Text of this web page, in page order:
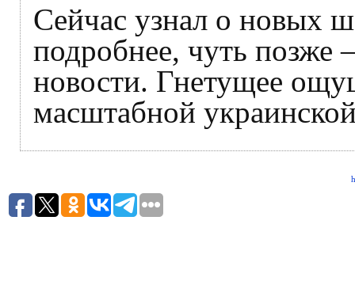
Сейчас узнал о новых
подробнее, чуть позже
новости. Гнетущее
масштабной